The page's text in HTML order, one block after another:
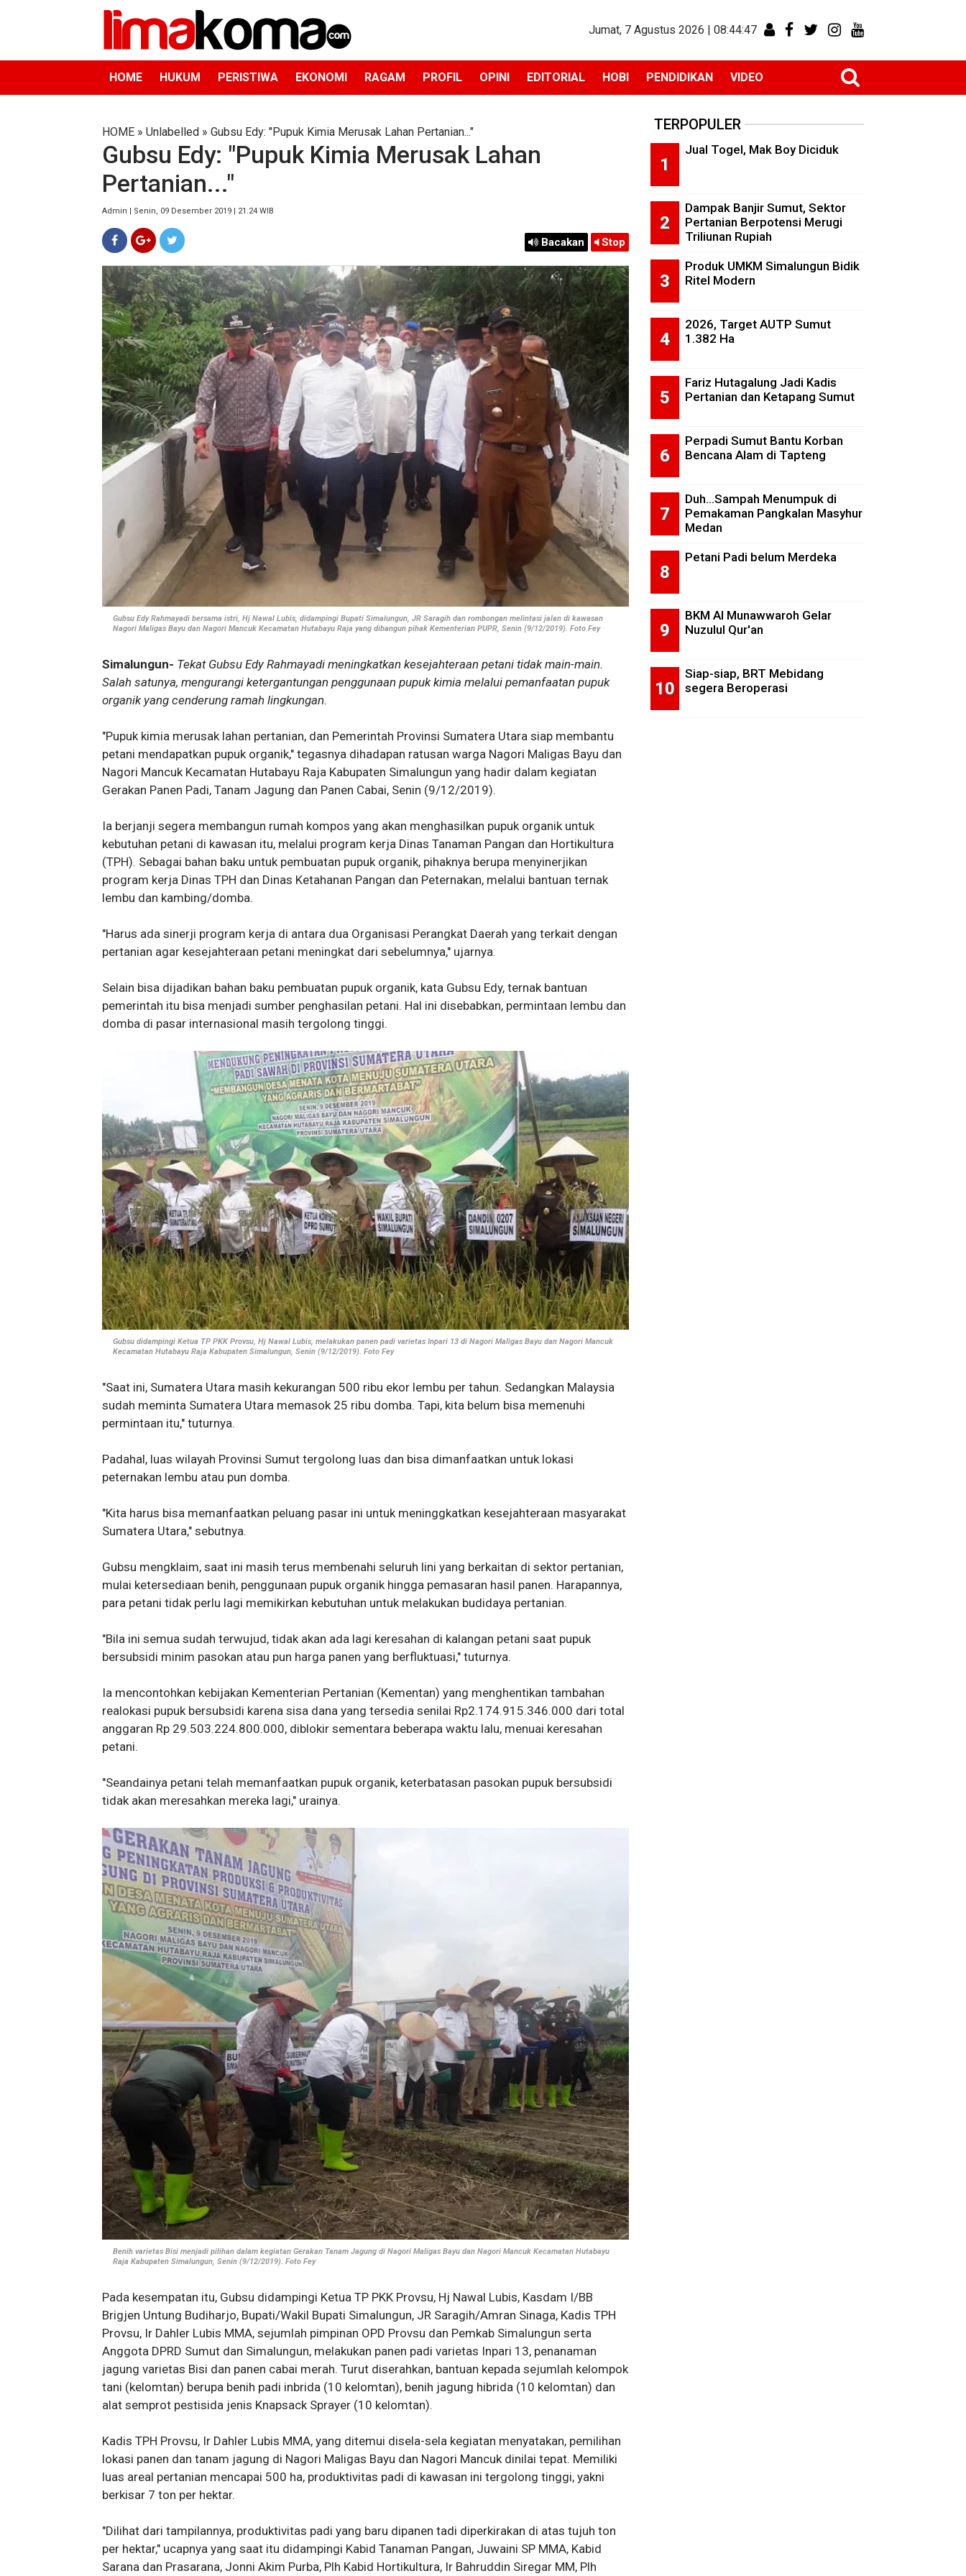
Jumat, 7 Agustus 2026 | 08:44:48
HOME HUKUM PERISTIWA EKONOMI RAGAM PROFIL OPINI EDITORIAL HOBI PENDIDIKAN VIDEO
HOME » Unlabelled » Gubsu Edy: "Pupuk Kimia Merusak Lahan Pertanian..."
Gubsu Edy: "Pupuk Kimia Merusak Lahan
Pertanian..."
Admin | Senin, 09 Desember 2019 | 21.24 WIB
Bacakan Stop
Gubsu Edy Rahmayadi bersama istri, Hj Nawal Lubis, didampingi Bupati Simalungun, JR Saragih dan rombongan melintasi jalan di kawasan
Nagori Maligas Bayu dan Nagori Mancuk Kecamatan Hutabayu Raja yang dibangun pihak Kementerian PUPR, Senin (9/12/2019). Foto Fey
Simalungun- Tekat Gubsu Edy Rahmayadi meningkatkan kesejahteraan petani tidak main-main.
Salah satunya, mengurangi ketergantungan penggunaan pupuk kimia melalui pemanfaatan pupuk
organik yang cenderung ramah lingkungan.
"Pupuk kimia merusak lahan pertanian, dan Pemerintah Provinsi Sumatera Utara siap membantu
petani mendapatkan pupuk organik," tegasnya dihadapan ratusan warga Nagori Maligas Bayu dan
Nagori Mancuk Kecamatan Hutabayu Raja Kabupaten Simalungun yang hadir dalam kegiatan
Gerakan Panen Padi, Tanam Jagung dan Panen Cabai, Senin (9/12/2019).
Ia berjanji segera membangun rumah kompos yang akan menghasilkan pupuk organik untuk
kebutuhan petani di kawasan itu, melalui program kerja Dinas Tanaman Pangan dan Hortikultura
(TPH). Sebagai bahan baku untuk pembuatan pupuk organik, pihaknya berupa menyinerjikan
program kerja Dinas TPH dan Dinas Ketahanan Pangan dan Peternakan, melalui bantuan ternak
lembu dan kambing/domba.
"Harus ada sinerji program kerja di antara dua Organisasi Perangkat Daerah yang terkait dengan
pertanian agar kesejahteraan petani meningkat dari sebelumnya," ujarnya.
Selain bisa dijadikan bahan baku pembuatan pupuk organik, kata Gubsu Edy, ternak bantuan
pemerintah itu bisa menjadi sumber penghasilan petani. Hal ini disebabkan, permintaan lembu dan
domba di pasar internasional masih tergolong tinggi.
Gubsu didampingi Ketua TP PKK Provsu, Hj Nawal Lubis, melakukan panen padi varietas Inpari 13 di Nagori Maligas Bayu dan Nagori Mancuk
Kecamatan Hutabayu Raja Kabupaten Simalungun, Senin (9/12/2019). Foto Fey
"Saat ini, Sumatera Utara masih kekurangan 500 ribu ekor lembu per tahun. Sedangkan Malaysia
sudah meminta Sumatera Utara memasok 25 ribu domba. Tapi, kita belum bisa memenuhi
permintaan itu," tuturnya.
Padahal, luas wilayah Provinsi Sumut tergolong luas dan bisa dimanfaatkan untuk lokasi
peternakan lembu atau pun domba.
"Kita harus bisa memanfaatkan peluang pasar ini untuk meninggkatkan kesejahteraan masyarakat
Sumatera Utara," sebutnya.
Gubsu mengklaim, saat ini masih terus membenahi seluruh lini yang berkaitan di sektor pertanian,
mulai ketersediaan benih, penggunaan pupuk organik hingga pemasaran hasil panen. Harapannya,
para petani tidak perlu lagi memikirkan kebutuhan untuk melakukan budidaya pertanian.
"Bila ini semua sudah terwujud, tidak akan ada lagi keresahan di kalangan petani saat pupuk
bersubsidi minim pasokan atau pun harga panen yang berfluktuasi," tuturnya.
Ia mencontohkan kebijakan Kementerian Pertanian (Kementan) yang menghentikan tambahan
realokasi pupuk bersubsidi karena sisa dana yang tersedia senilai Rp2.174.915.346.000 dari total
anggaran Rp 29.503.224.800.000, diblokir sementara beberapa waktu lalu, menuai keresahan
petani.
"Seandainya petani telah memanfaatkan pupuk organik, keterbatasan pasokan pupuk bersubsidi
tidak akan meresahkan mereka lagi," urainya.
Benih varietas Bisi menjadi pilihan dalam kegiatan Gerakan Tanam Jagung di Nagori Maligas Bayu dan Nagori Mancuk Kecamatan Hutabayu
Raja Kabupaten Simalungun, Senin (9/12/2019). Foto Fey
Pada kesempatan itu, Gubsu didampingi Ketua TP PKK Provsu, Hj Nawal Lubis, Kasdam I/BB
Brigjen Untung Budiharjo, Bupati/Wakil Bupati Simalungun, JR Saragih/Amran Sinaga, Kadis TPH
Provsu, Ir Dahler Lubis MMA, sejumlah pimpinan OPD Provsu dan Pemkab Simalungun serta
Anggota DPRD Sumut dan Simalungun, melakukan panen padi varietas Inpari 13, penanaman
jagung varietas Bisi dan panen cabai merah. Turut diserahkan, bantuan kepada sejumlah kelompok
tani (kelomtan) berupa benih padi inbrida (10 kelomtan), benih jagung hibrida (10 kelomtan) dan
alat semprot pestisida jenis Knapsack Sprayer (10 kelomtan).
Kadis TPH Provsu, Ir Dahler Lubis MMA, yang ditemui disela-sela kegiatan menyatakan, pemilihan
lokasi panen dan tanam jagung di Nagori Maligas Bayu dan Nagori Mancuk dinilai tepat. Memiliki
luas areal pertanian mencapai 500 ha, produktivitas padi di kawasan ini tergolong tinggi, yakni
berkisar 7 ton per hektar.
"Dilihat dari tampilannya, produktivitas padi yang baru dipanen tadi diperkirakan di atas tujuh ton
per hektar," ucapnya yang saat itu didampingi Kabid Tanaman Pangan, Juwaini SP MMA, Kabid
Sarana dan Prasarana, Jonni Akim Purba, Plh Kabid Hortikultura, Ir Bahruddin Siregar MM, Plh
TERPOPULER
Jual Togel, Mak Boy Diciduk
Dampak Banjir Sumut, Sektor
Pertanian Berpotensi Merugi
Triliunan Rupiah
Produk UMKM Simalungun Bidik
Ritel Modern
2026, Target AUTP Sumut
1.382 Ha
Fariz Hutagalung Jadi Kadis
Pertanian dan Ketapang Sumut
Perpadi Sumut Bantu Korban
Bencana Alam di Tapteng
Duh...Sampah Menumpuk di
Pemakaman Pangkalan Masyhur
Medan
Petani Padi belum Merdeka
BKM Al Munawwaroh Gelar
Nuzulul Qur'an
Siap-siap, BRT Mebidang
segera Beroperasi